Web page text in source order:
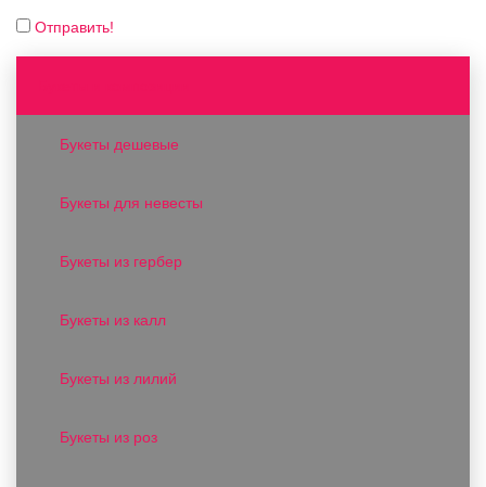
Отправить!
Букеты дешевые
Букеты для невесты
Букеты из гербер
Букеты из калл
Букеты из лилий
Букеты из роз